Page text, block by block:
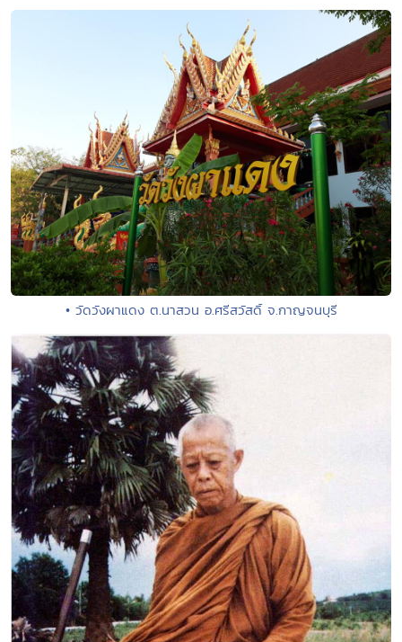
• วัดวังผาแดง ต.นาสวน อ.ศรีสวัสดิ์ จ.กาญจนบุรี